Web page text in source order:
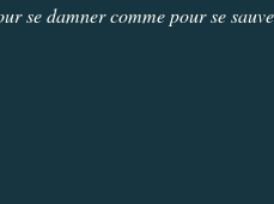
se damner comme pour se